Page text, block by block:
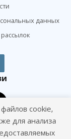
данных
cookie,
для анализа